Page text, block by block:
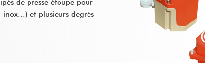
de presse étoupe pour
et plusieurs degrés